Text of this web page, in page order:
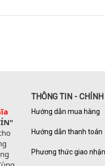
THÔNG TIN -
Hướng dẫn mua hàng
Hướng dẫn thanh toán
Phương thức giao nhận